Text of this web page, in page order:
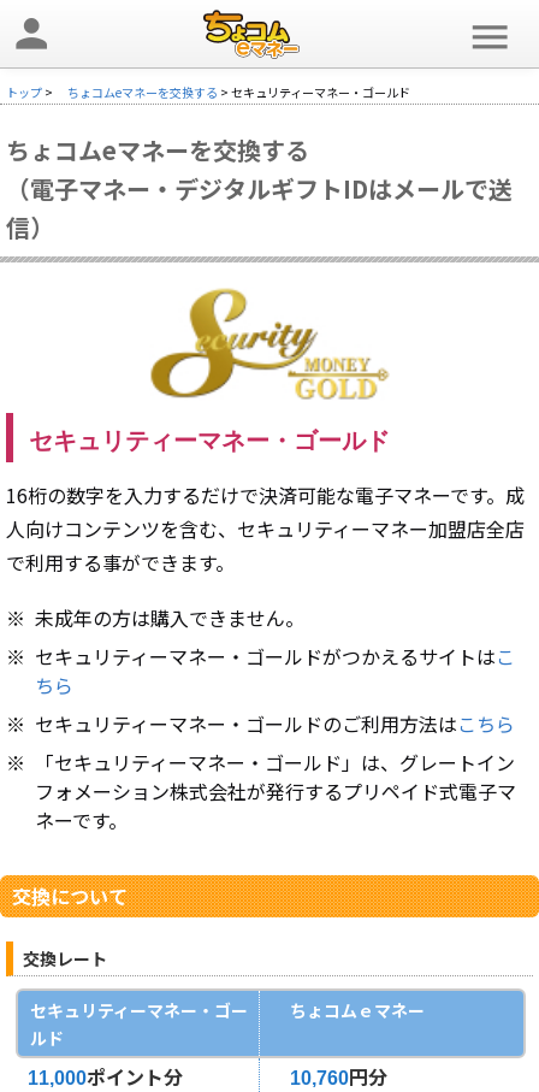
person menu
トップ > ちょコムeマネーを交換する > セキュリティーマネー・ゴールド
ちょコムeマネーを交換する
（電子マネー・デジタルギフトIDはメールで送
信）
セキュリティーマネー・ゴールド
16桁の数字を入力するだけで決済可能な電子マネーです。成
人向けコンテンツを含む、セキュリティーマネー加盟店全店
で利用する事ができます。
※ 未成年の方は購入できません。
※ セキュリティーマネー・ゴールドがつかえるサイトはこ
ちら
※ セキュリティーマネー・ゴールドのご利用方法はこちら
※
「セキュリティーマネー・ゴールド」は、グレートイン
フォメーション株式会社が発行するプリペイド式電子マ
ネーです。
交換について
交換レート
セキュリティーマネー・ゴー
ルド
ちょコムｅマネー
11,000ポイント分 10,760円分